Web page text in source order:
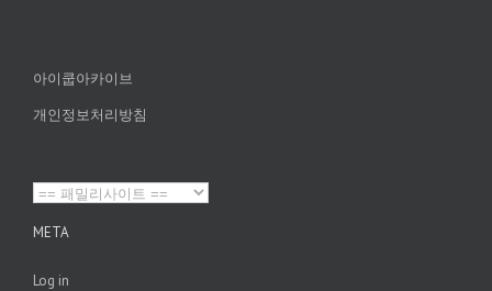
아이쿱아카이브
개인정보처리방침
META
Log in